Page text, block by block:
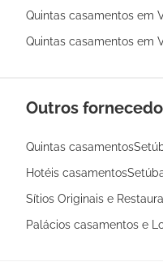
Quintas casamentos em
Quintas casamentos em
Outros
Quintas
Hotéis
Sítios Originais e
Palácios casamentos e